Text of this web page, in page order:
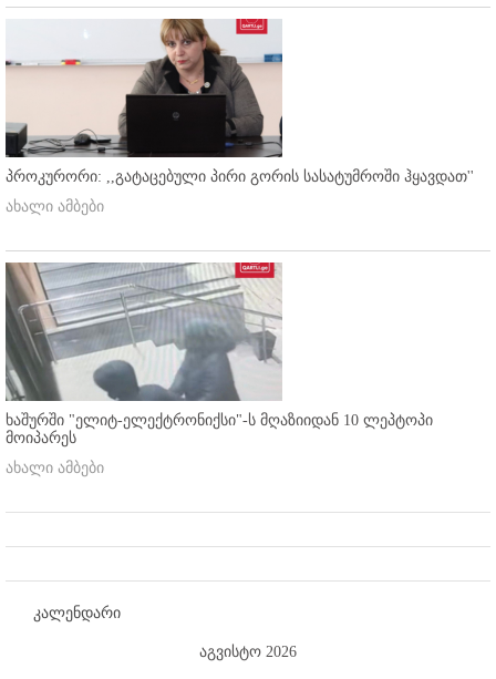
პროკურორი: ,,გატაცებული პირი გორის სასატუმროში ჰყავდათ''
ახალი ამბები
ხაშურში "ელიტ-ელექტრონიქსი"-ს მღაზიიდან 10 ლეპტოპი
მოიპარეს
ახალი ამბები
კალენდარი
აგვისტო 2026